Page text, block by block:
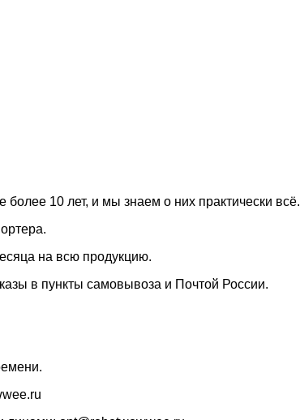
10 лет, и мы знаем о них практически всё.
на всю продукцию.
в пункты самовывоза и Почтой России.